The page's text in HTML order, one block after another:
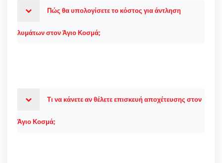
Πώς θα υπολογίσετε το κόστος για άντληση
λυμάτων στον Άγιο Κοσμά;
Τι να κάνετε αν θέλετε επισκευή αποχέτευσης στον
Άγιο Κοσμά;